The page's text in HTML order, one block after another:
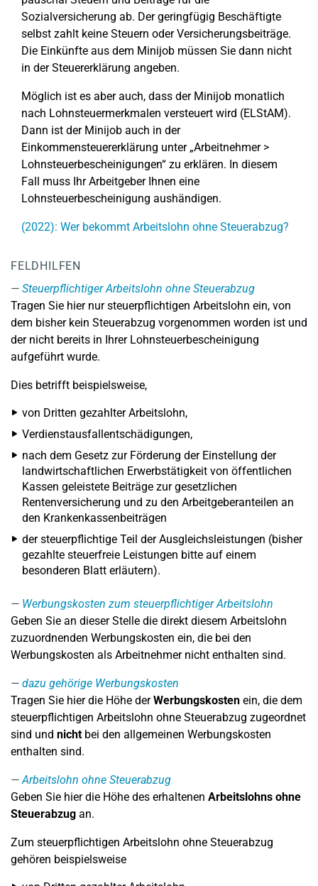
Sozialversicherung ab. Der geringfügig Beschäftigte
selbst zahlt keine Steuern oder Versicherungsbeiträge.
Die Einkünfte aus dem Minijob müssen Sie dann nicht
in der Steuererklärung angeben.
Möglich ist es aber auch, dass der Minijob monatlich
nach Lohnsteuermerkmalen versteuert wird (ELStAM).
Dann ist der Minijob auch in der
Einkommensteuererklärung unter „Arbeitnehmer >
Lohnsteuerbescheinigungen“ zu erklären. In diesem
Fall muss Ihr Arbeitgeber Ihnen eine
Lohnsteuerbescheinigung aushändigen.
(2022): Wer bekommt Arbeitslohn ohne Steuerabzug?
FELDHILFEN
Steuerpflichtiger Arbeitslohn ohne Steuerabzug
Tragen Sie hier nur steuerpflichtigen Arbeitslohn ein, von
dem bisher kein Steuerabzug vorgenommen worden ist und
der nicht bereits in Ihrer Lohnsteuerbescheinigung
aufgeführt wurde.
Dies betrifft beispielsweise,
von Dritten gezahlter Arbeitslohn,
Verdienstausfallentschädigungen,
nach dem Gesetz zur Förderung der Einstellung der
landwirtschaftlichen Erwerbstätigkeit von öffentlichen
Kassen geleistete Beiträge zur gesetzlichen
Rentenversicherung und zu den Arbeitgeberanteilen an
den Krankenkassenbeiträgen
der steuerpflichtige Teil der Ausgleichsleistungen (bisher
gezahlte steuerfreie Leistungen bitte auf einem
besonderen Blatt erläutern).
Werbungskosten zum steuerpflichtiger Arbeitslohn
Geben Sie an dieser Stelle die direkt diesem Arbeitslohn
zuzuordnenden Werbungskosten ein, die bei den
Werbungskosten als Arbeitnehmer nicht enthalten sind.
dazu gehörige Werbungskosten
Tragen Sie hier die Höhe derWerbungskosten ein, die dem
steuerpflichtigen Arbeitslohn ohne Steuerabzug zugeordnet
sind und nichtbei den allgemeinen Werbungskosten
enthalten sind.
Arbeitslohn ohne Steuerabzug
Geben Sie hier die Höhe des erhaltenen Arbeitslohns ohne
Steuerabzug an.
Zum steuerpflichtigen Arbeitslohn ohne Steuerabzug
gehören beispielsweise